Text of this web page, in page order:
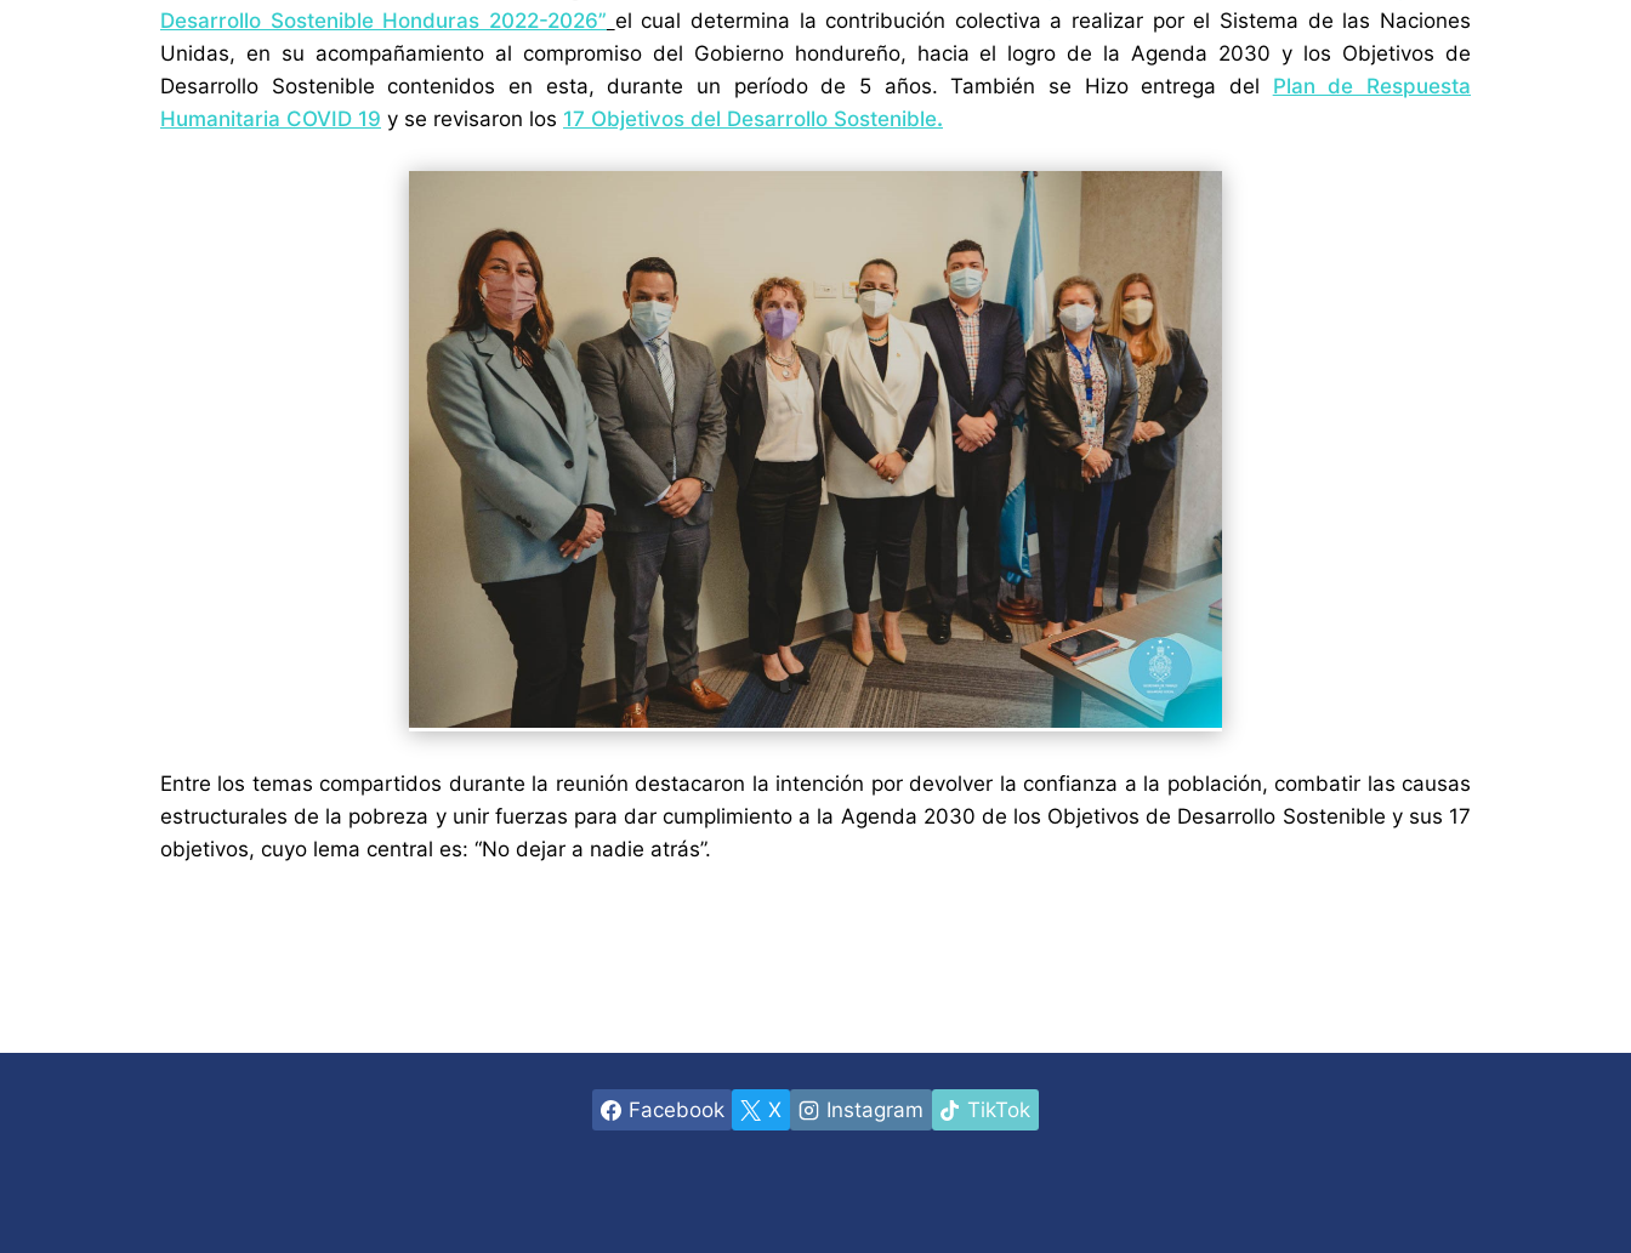
Desarrollo Sostenible Honduras 2022-2026” el cual determina la contribución colectiva a realizar por el Sistema de las Naciones
Unidas, en su acompañamiento al compromiso del Gobierno hondureño, hacia el logro de la Agenda 2030 y los Objetivos de
Desarrollo Sostenible contenidos en esta, durante un período de 5 años. También se Hizo entrega del Plan de Respuesta
Humanitaria COVID 19 y se revisaron los 17 Objetivos del Desarrollo Sostenible.
Entre los temas compartidos durante la reunión destacaron la intención por devolver la confianza a la población, combatir las causas
estructurales de la pobreza y unir fuerzas para dar cumplimiento a la Agenda 2030 de los Objetivos de Desarrollo Sostenible y sus 17
objetivos, cuyo lema central es: “No dejar a nadie atrás”.
Facebook X Instagram TikTok